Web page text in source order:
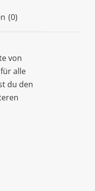
(0)
von
alle
du den